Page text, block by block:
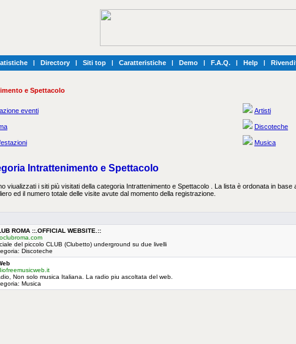
| Directory | Siti top | Caratteristiche | Demo | F.A.Q. | Help |
e Spettacolo
eventi Artisti
Discoteche
Musica
Intrattenimento e Spettacolo
viualizzati i siti più visitati della categoria Intrattenimento e Spettacolo . La lista è ordonata in
ed il numero totale delle visite avute dal momento della registrazione.
ROMA ::.OFFICIAL WEBSITE.::
del piccolo CLUB (Clubetto) underground su due livelli
Discoteche
Non solo musica Italiana. La radio piu ascoltata del web.
Musica